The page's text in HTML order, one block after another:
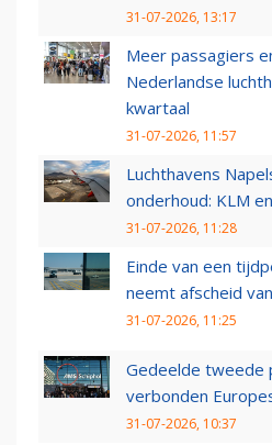
31-07-2026, 13:17
Meer passagiers
Nederlandse
kwartaal
31-07-2026, 11:57
Luchthavens
onderhoud: KLM
31-07-2026, 11:28
Einde van een
neemt afscheid
31-07-2026, 11:25
Gedeelde tweede
verbonden
31-07-2026, 10:37